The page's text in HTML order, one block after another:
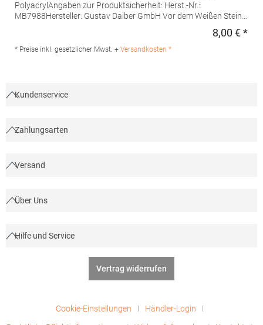
PolyacrylAngaben zur Produktsicherheit: Herst.-Nr.:
MB7988Hersteller: Gustav Daiber GmbH Vor dem Weißen Stein
8,00 € *
* Preise inkl. gesetzlicher Mwst. + Versandkosten *
Kundenservice
Zahlungsarten
Versand
Über Uns
Hilfe und Service
Vertrag widerrufen
Cookie-Einstellungen
Händler-Login